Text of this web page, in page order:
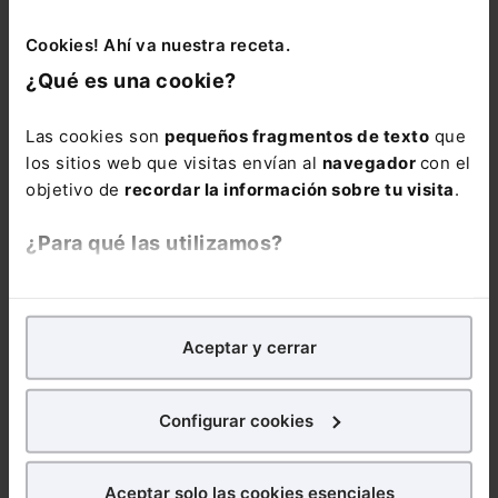
Cookies! Ahí va nuestra receta.
¿Qué es una cookie?
Las cookies son pequeños fragmentos de texto que
los sitios web que visitas envían al navegador con el
objetivo de recordar la información sobre tu visita.
¿Para qué las utilizamos?
analíticospara tratar demejorar tu experienciaen
nuestra página web. También con fines publicitarios,
para poder mostrarte publicidad y contenidos de tu
¿Qué puedes hacer?
Aceptar y cerrar
Configurar cookies
Aceptar solo las cookies esenciales
Noticias relacionadas